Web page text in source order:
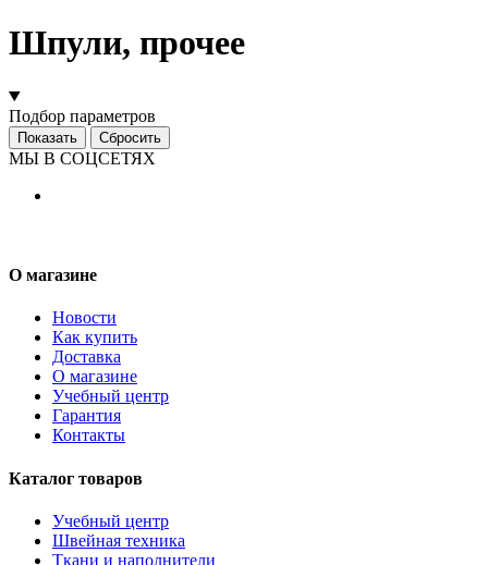
Шпули, прочее
Подбор параметров
МЫ В СОЦСЕТЯХ
О магазине
Новости
Как купить
Доставка
О магазине
Учебный центр
Гарантия
Контакты
Каталог товаров
Учебный центр
Швейная техника
Ткани и наполнители